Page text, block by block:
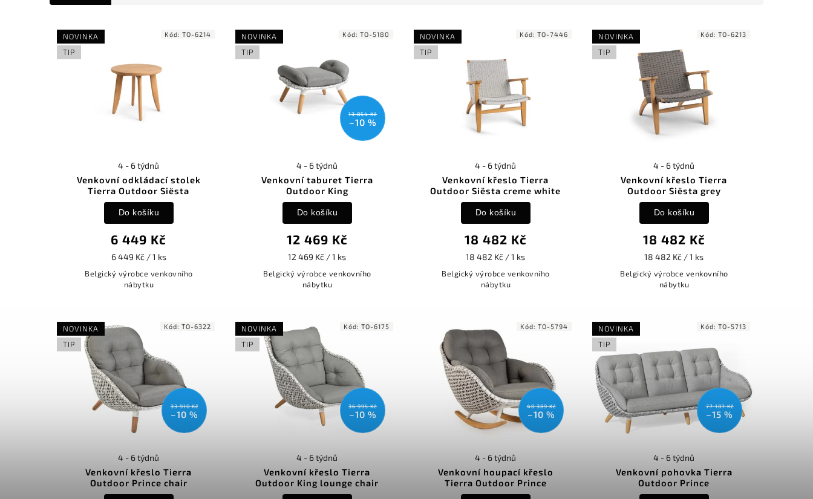
NOVINKA
TIP
Venkovní odkládací stolek
Tierra Outdoor Siësta
4 - 6 týdnů
6 449 Kč
6 449 Kč / 1 ks
Do košíku
Belgický výrobce venkovního
nábytku
Kód:TO-6214
NOVINKA
TIP
13 854 Kč
–10 %
Venkovní taburet Tierra
Outdoor King
4 - 6 týdnů
12 469 Kč
12 469 Kč / 1 ks
Do košíku
Belgický výrobce venkovního
nábytku
Kód:TO-5180
NOVINKA
TIP
Venkovní křeslo Tierra
Outdoor Siësta creme white
4 - 6 týdnů
18 482 Kč
18 482 Kč / 1 ks
Do košíku
Belgický výrobce venkovního
nábytku
Kód:TO-7446
NOVINKA
TIP
Venkovní křeslo Tierra
Outdoor Siësta grey
4 - 6 týdnů
18 482 Kč
18 482 Kč / 1 ks
Do košíku
Belgický výrobce venkovního
nábytku
Kód:TO-6213
NOVINKA
TIP
33 910 Kč
–10 %
Venkovní křeslo Tierra
Outdoor Prince chair
4 - 6 týdnů
Kód:TO-6322
NOVINKA
TIP
36 995 Kč
–10 %
Venkovní křeslo Tierra
Outdoor King lounge chair
4 - 6 týdnů
Kód:TO-6175
40 389 Kč
–10 %
Venkovní houpací křeslo
Tierra Outdoor Prince
4 - 6 týdnů
Kód:TO-5794
NOVINKA
TIP
77 107 Kč
–15 %
Venkovní pohovka Tierra
Outdoor Prince
4 - 6 týdnů
Kód:TO-5713